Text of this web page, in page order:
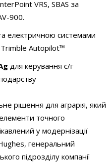
VRS, SBAS за
900.
електричною системами
Autopilot™
для керування с/г
рішення для аграрія, який
точного
у модернізації
генеральний
підрозділу компанії